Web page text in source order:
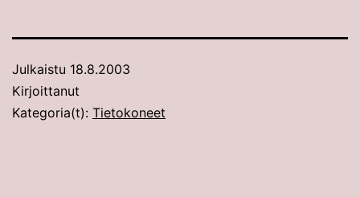
Julkaistu 18.8.2003
Kirjoittanut
Kategoria(t): Tietokoneet